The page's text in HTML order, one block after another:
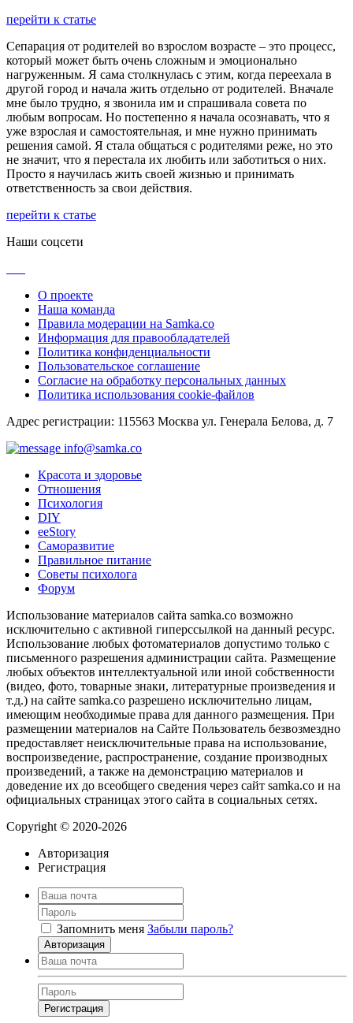
перейти к статье
Сепарация от родителей во взрослом возрасте – это процесс,
который может быть очень сложным и эмоционально
нагруженным. Я сама столкнулась с этим, когда переехала в
другой город и начала жить отдельно от родителей. Вначале
мне было трудно, я звонила им и спрашивала совета по
любым вопросам. Но постепенно я начала осознавать, что я
уже взрослая и самостоятельная, и мне нужно принимать
решения самой. Я стала общаться с родителями реже, но это
не значит, что я перестала их любить или заботиться о них.
Просто я научилась жить своей жизнью и принимать
ответственность за свои действия.
перейти к статье
Наши соцсети
О проекте
Наша команда
Правила модерации на Samka.co
Информация для правообладателей
Политика конфиденциальности
Пользовательское соглашение
Согласие на обработку персональных данных
Политика использования cookie-файлов
Адрес регистрации: 115563 Москва ул. Генерала Белова, д. 7
info@samka.co
Красота и здоровье
Отношения
Психология
DIY
ееStory
Саморазвитие
Правильное питание
Советы психолога
Форум
Использование материалов сайта samka.co возможно
исключительно с активной гиперссылкой на данный ресурс.
Использование любых фотоматериалов допустимо только с
письменного разрешения администрации сайта. Размещение
любых объектов интеллектуальной или иной собственности
(видео, фото, товарные знаки, литературные произведения и
т.д.) на сайте samka.co разрешено исключительно лицам,
имеющим необходимые права для данного размещения. При
размещении материалов на Сайте Пользователь безвозмездно
предоставляет неисключительные права на использование,
воспроизведение, распространение, создание производных
произведений, а также на демонстрацию материалов и
доведение их до всеобщего сведения через сайт samka.co и на
официальных страницах этого сайта в социальных сетях.
Copyright © 2020-2026
Авторизация
Регистрация
Запомнить меня Забыли пароль?
Авторизация
Регистрация